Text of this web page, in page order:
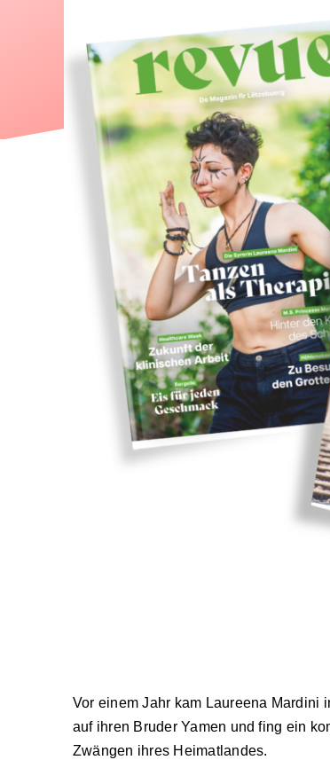
Vor einem Jahr kam Laureena Mardini
auf ihren Bruder Yamen und fing ein
Zwängen ihres Heimatlandes.